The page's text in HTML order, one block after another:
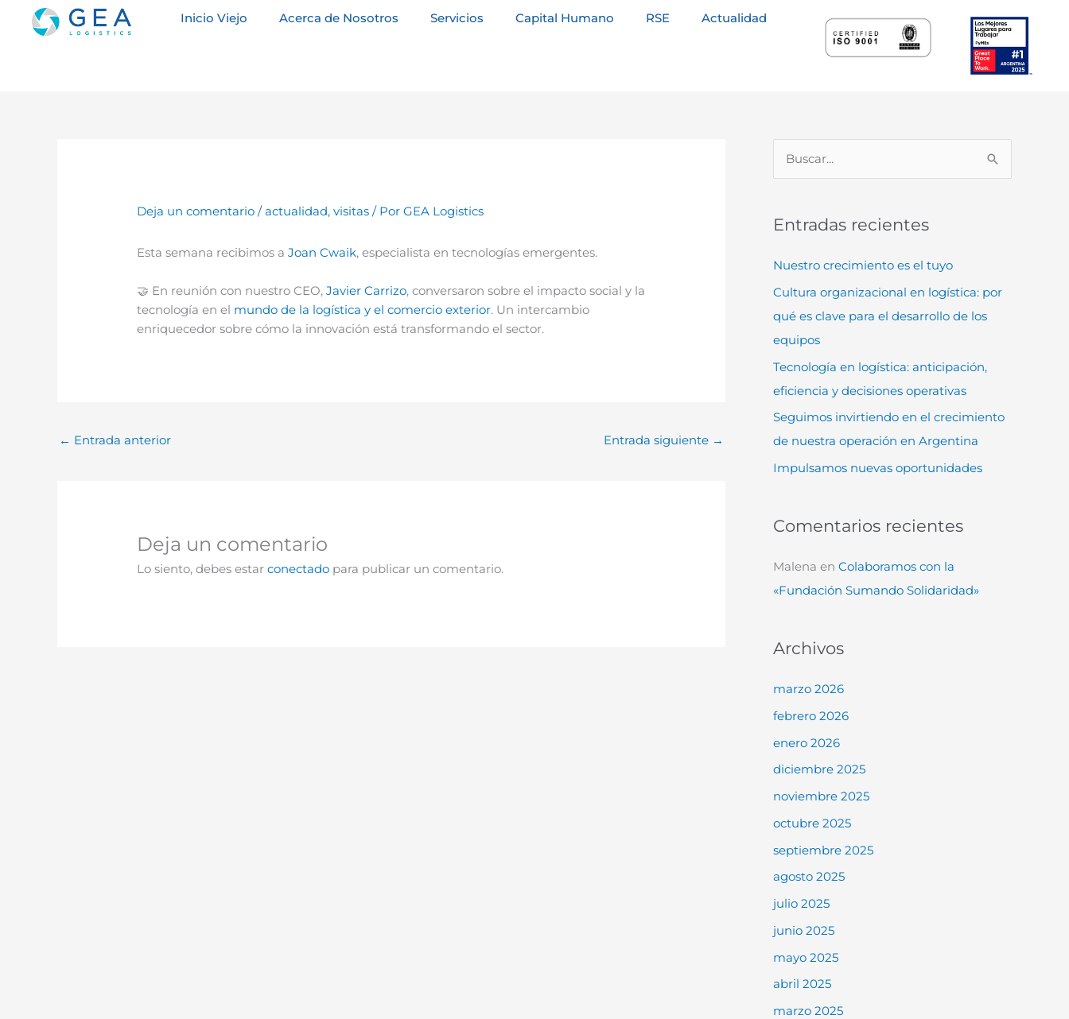
Inicio Viejo Acerca de Nosotros Servicios Capital Humano RSE Actualidad
Deja un comentario /actualidad,visitas / PorGEA Logistics
Esta semana recibimos aJoan Cwaik, especialista en tecnologías emergentes.
🤝 En reunión con nuestro CEO,Javier Carrizo, conversaron sobre el impacto social y la
tecnología en el mundo de la logística y el comercio exterior. Un intercambio
enriquecedor sobre cómo la innovación está transformando el sector.
← Entrada anterior Entrada siguiente →
Deja un comentario
Lo siento, debes estarconectado para publicar un comentario.
c
a
Entradas recientes
Nuestro crecimiento es el tuyo
Cultura organizacional en logística: por
qué es clave para el desarrollo de los
equipos
Tecnología en logística: anticipación,
eficiencia y decisiones operativas
Seguimos invirtiendo en el crecimiento
de nuestra operación en Argentina
Impulsamos nuevas oportunidades
Comentarios recientes
Malena en Colaboramos con la
«Fundación Sumando Solidaridad»
Archivos
marzo 2026
febrero 2026
enero 2026
diciembre 2025
noviembre 2025
octubre 2025
septiembre 2025
agosto 2025
julio 2025
junio 2025
mayo 2025
abril 2025
marzo 2025